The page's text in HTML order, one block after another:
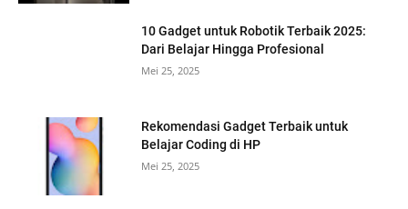
10 Gadget untuk Robotik Terbaik 2025:
Dari Belajar Hingga Profesional
Mei 25, 2025
Rekomendasi Gadget Terbaik untuk
Belajar Coding di HP
Mei 25, 2025